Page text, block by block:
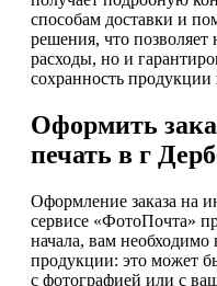
способам доставки и
решения, что позволяет
расходы, но и
сохранность
Оформить
печать в г
Оформление заказа на
сервисе «ФотоПочта»
начала, вам необходимо
продукции: это может
с фотографией или с